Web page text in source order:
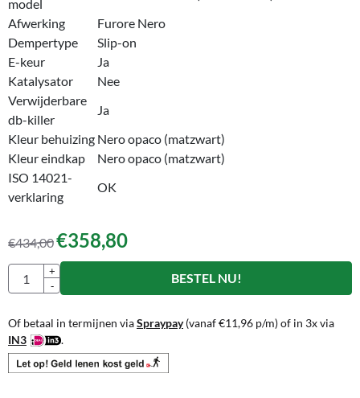
model
Afwerking
Furore Nero
Dempertype
Slip-on
E-keur
Ja
Katalysator
Nee
Verwijderbare
db-killer
Ja
Kleur behuizing Nero opaco (matzwart)
Kleur eindkap
Nero opaco (matzwart)
ISO 14021-
verklaring
OK
€434,00€358,80
Aantal
+
-
BESTEL NU!
Of betaal in termijnen viaSpraypay(vanaf€11,96 p/m) of in 3x via
IN3
.